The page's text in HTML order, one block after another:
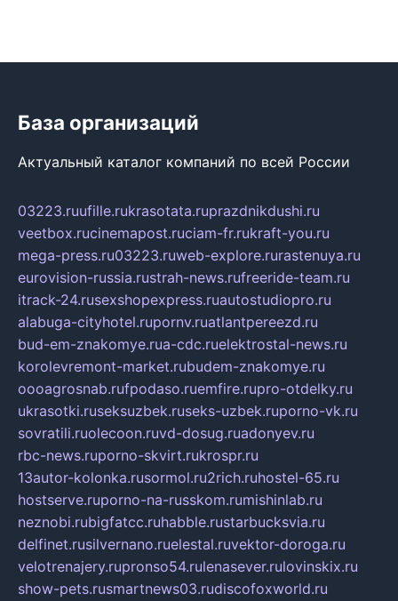
База организаций
Актуальный каталог компаний по всей России
03223.ruufille.rukrasotata.ruprazdnikdushi.ru
veetbox.rucinemapost.ruciam-fr.rukraft-you.ru
mega-press.ru03223.ruweb-explore.rurastenuya.ru
eurovision-russia.rustrah-news.rufreeride-team.ru
itrack-24.rusexshopexpress.ruautostudiopro.ru
alabuga-cityhotel.rupornv.ruatlantpereezd.ru
bud-em-znakomye.rua-cdc.ruelektrostal-news.ru
korolevremont-market.rubudem-znakomye.ru
oooagrosnab.rufpodaso.ruemfire.rupro-otdelky.ru
ukrasotki.ruseksuzbek.ruseks-uzbek.ruporno-vk.ru
sovratili.ruolecoon.ruvd-dosug.ruadonyev.ru
rbc-news.ruporno-skvirt.rukrospr.ru
13autor-kolonka.rusormol.ru2rich.ruhostel-65.ru
hostserve.ruporno-na-russkom.rumishinlab.ru
neznobi.rubigfatcc.ruhabble.rustarbucksvia.ru
delfinet.rusilvernano.ruelestal.ruvektor-doroga.ru
velotrenajery.rupronso54.rulenasever.rulovinskix.ru
show-pets.rusmartnews03.rudiscofoxworld.ru